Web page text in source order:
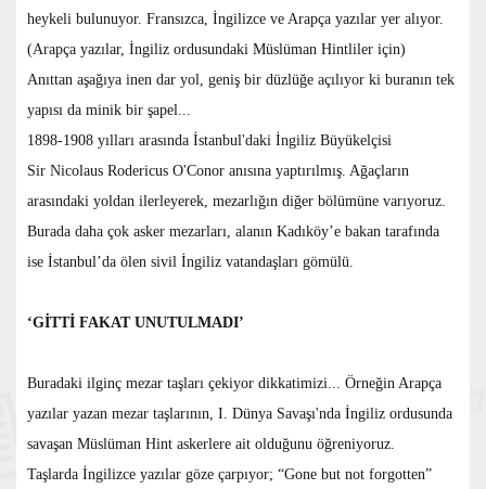
heykeli bulunuyor. Fransızca, İngilizce ve Arapça yazılar yer alıyor.
(Arapça yazılar, İngiliz ordusundaki Müslüman Hintliler için)
Anıttan aşağıya inen dar yol, geniş bir düzlüğe açılıyor ki buranın tek
yapısı da minik bir şapel...
1898-1908 yılları arasında İstanbul'daki İngiliz Büyükelçisi
Sir Nicolaus Rodericus O'Conor anısına yaptırılmış. Ağaçların
arasındaki yoldan ilerleyerek, mezarlığın diğer bölümüne varıyoruz.
Burada daha çok asker mezarları, alanın Kadıköy’e bakan tarafında
ise İstanbul’da ölen sivil İngiliz vatandaşları gömülü.
‘GİTTİ FAKAT UNUTULMADI’
Buradaki ilginç mezar taşları çekiyor dikkatimizi... Örneğin Arapça
yazılar yazan mezar taşlarının, I. Dünya Savaşı'nda İngiliz ordusunda
savaşan Müslüman Hint askerlere ait olduğunu öğreniyoruz.
Taşlarda İngilizce yazılar göze çarpıyor; “Gone but not forgotten”